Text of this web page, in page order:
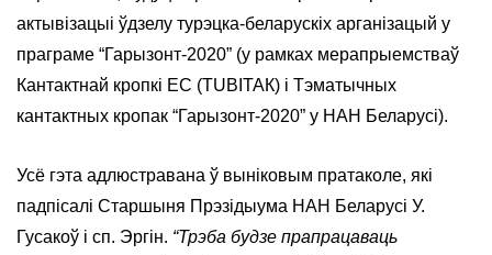
актывізацыі ўдзелу турэцка-беларускіх арганізацый у
праграме “Гарызонт-2020” (у рамках мерапрыемстваў
Кантактнай кропкі ЕС (ТUBIТАК) і Тэматычных
кантактных кропак “Гарызонт-2020” у НАН Беларусі).
Усё гэта адлюстравана ў выніковым пратаколе, які
падпісалі Старшыня Прэзідыума НАН Беларусі У.
Гусакоў і сп. Эргін. “Трэба будзе прапрацаваць